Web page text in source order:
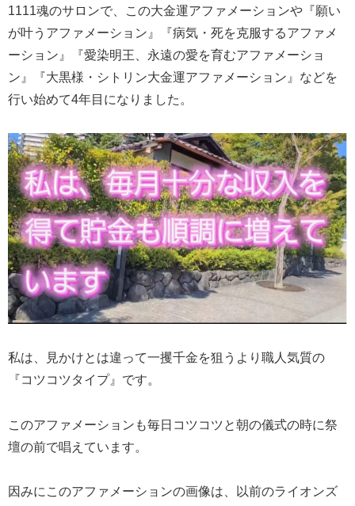
1111魂のサロンで、この大金運アファメーションや『願い
が叶うアファメーション』『病気・死を克服するアファメ
ーション』『愛染明王、永遠の愛を育むアファメーショ
ン』『大黒様・シトリン大金運アファメーション』などを
行い始めて4年目になりました。
私は、見かけとは違って一攫千金を狙うより職人気質の
『コツコツタイプ』です。
このアファメーションも毎日コツコツと朝の儀式の時に祭
壇の前で唱えています。
因みにこのアファメーションの画像は、以前のライオンズ